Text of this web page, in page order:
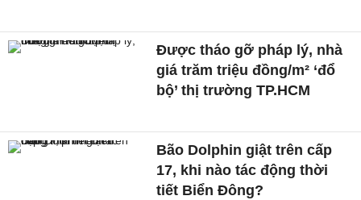
Được tháo gỡ pháp lý, nhà
giá trăm triệu đồng/m² ‘đổ
bộ’ thị trường TP.HCM
Bão Dolphin giật trên cấp
17, khi nào tác động thời
tiết Biển Đông?